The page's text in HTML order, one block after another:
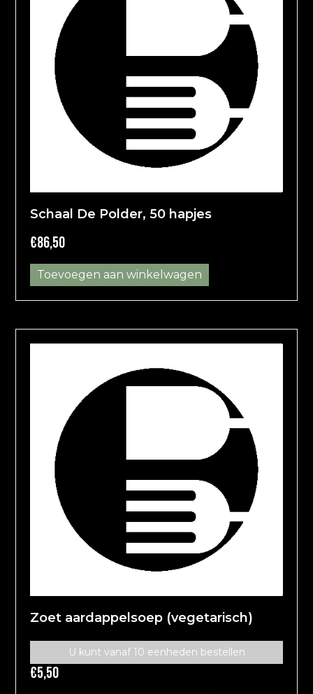
Schaal De Polder, 50 hapjes
€86,50
Toevoegen aan winkelwagen
Zoet aardappelsoep (vegetarisch)
U kunt vanaf 10 eenheden bestellen
€5,50